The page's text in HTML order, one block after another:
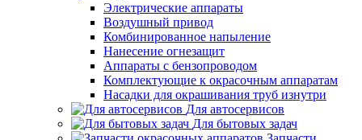
Электрические аппараты
Воздушный привод
Комбинированное напыление
Нанесение огнезащит
Аппараты с бензопроводом
Комплектующие к окрасочным аппаратам
Насадки для окрашивания труб изнутри
Для автосервисов
Для бытовых задач